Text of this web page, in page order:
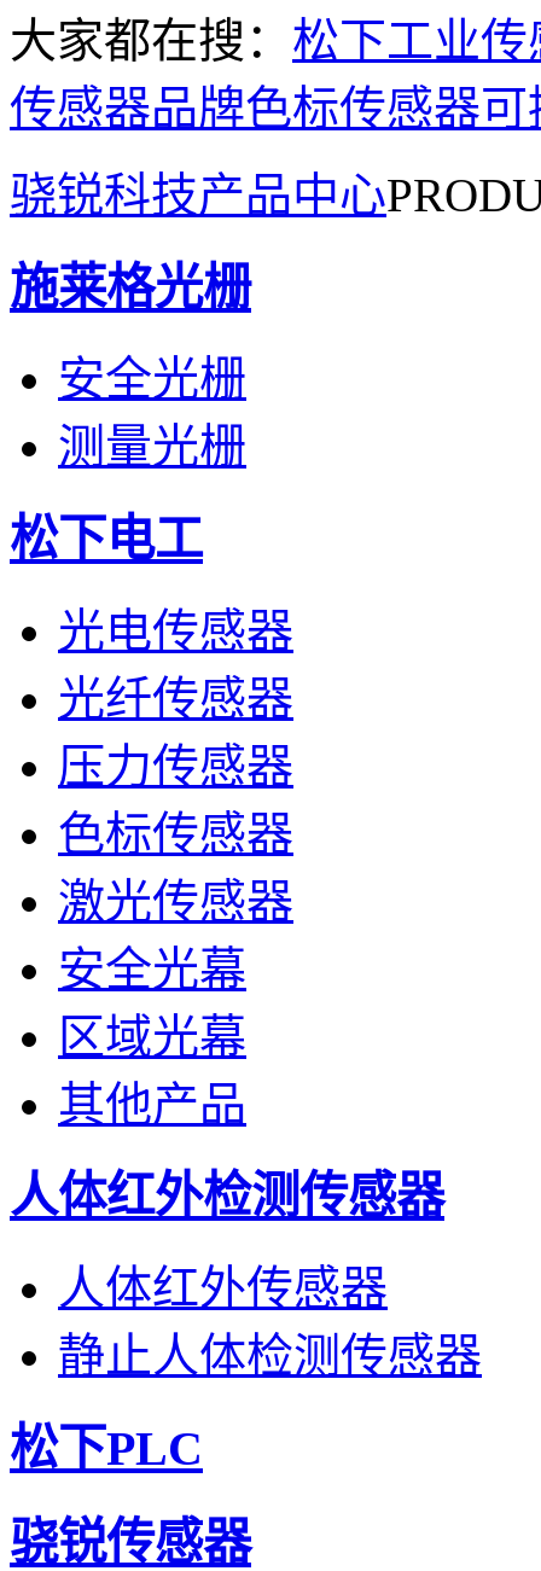
大家都在搜： 松下工业传
传感器品牌色标传感器可
骁锐科技产品中心
施莱格光栅
安全光栅
测量光栅
松下电工
光电传感器
光纤传感器
压力传感器
色标传感器
激光传感器
安全光幕
区域光幕
其他产品
人体红外检测传感器
人体红外传感器
静止人体检测传感器
松下PLC
骁锐传感器